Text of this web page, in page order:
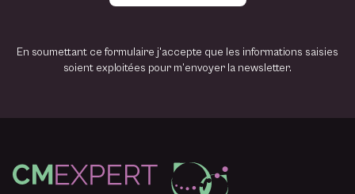
En soumettant ce formulaire j'accepte que les informations saisies
soient exploitées pour m’envoyer la newsletter.